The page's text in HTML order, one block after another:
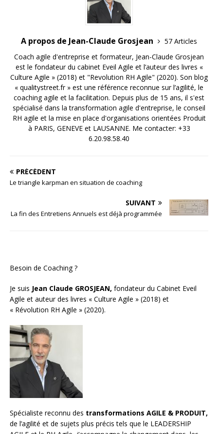
A propos de Jean-Claude Grosjean
57 Articles
Coach agile d'entreprise et formateur, Jean-Claude Grosjean
est le fondateur du cabinet Eveil Agile et l’auteur des livres «
Culture Agile » (2018) et "Revolution RH Agile" (2020). Son blog
« qualitystreet.fr » est une référence reconnue sur l’agilité, le
coaching agile et la facilitation. Depuis plus de 15 ans, il s'est
spécialisé dans la transformation agile d'entreprise, le conseil
RH agile et la mise en place d'organisations orientées Produit
à PARIS, GENEVE et LAUSANNE. Me contacter: +33
6.20.98.58.40
PRÉCÉDENT
Le triangle karpman en situation de coaching
SUIVANT
La fin des Entretiens Annuels est déjà programmée
Besoin de Coaching ?
Je suis Jean Claude GROSJEAN, fondateur du Cabinet Eveil
Agile et auteur des livres « Culture Agile » (2018) et
« Révolution RH Agile » (2020).
Spécialiste reconnu des transformations AGILE & PRODUIT,
de l’agilité et de sujets plus précis tels que le LEADERSHIP